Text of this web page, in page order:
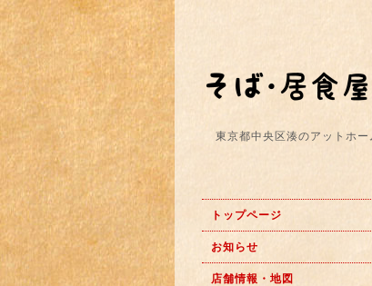
東京都中央区湊のアットホー
トップページ
お知らせ
店舗情報・地図